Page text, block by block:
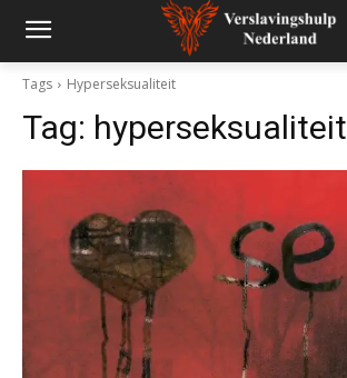
Tags Hyperseksualiteit
Tag: hyperseksualiteit